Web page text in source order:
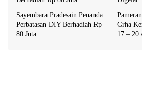
Sayembara Pradesain Penanda
Perbatasan DIY Berhadiah Rp
80 Juta
Grha Keris
17 – 20